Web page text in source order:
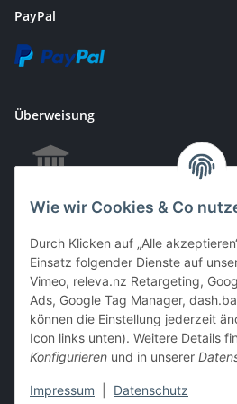
Wie wir Cookies & Co
Durch Klicken auf „Alle
Einsatz folgender Dienste auf
Vimeo, releva.nz Retargeting,
Ads, Google Tag Manager,
können die Einstellung jederzeit
Icon links unten). Weitere Details
Konfigurieren und in unserer
Impressum Datenschutz
PayPal
Überweisung
EC & Kreditkartenzahlung bei
Barzahlung bei Abholung